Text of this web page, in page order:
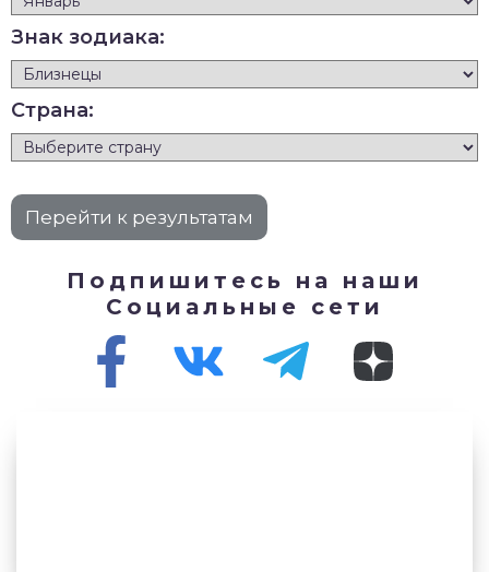
Знак зодиака:
Страна:
Подпишитесь на наши
Социальные сети